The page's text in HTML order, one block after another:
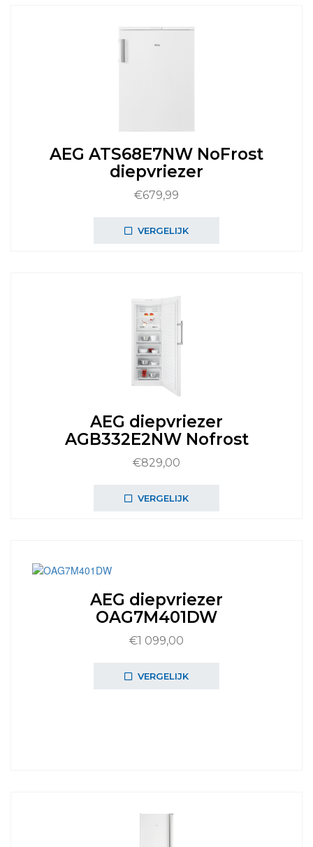
AEG ATS68E7NW NoFrost
diepvriezer
€679,99
VERGELIJK
AEG diepvriezer
AGB332E2NW Nofrost
€829,00
VERGELIJK
AEG diepvriezer
OAG7M401DW
€1 099,00
VERGELIJK